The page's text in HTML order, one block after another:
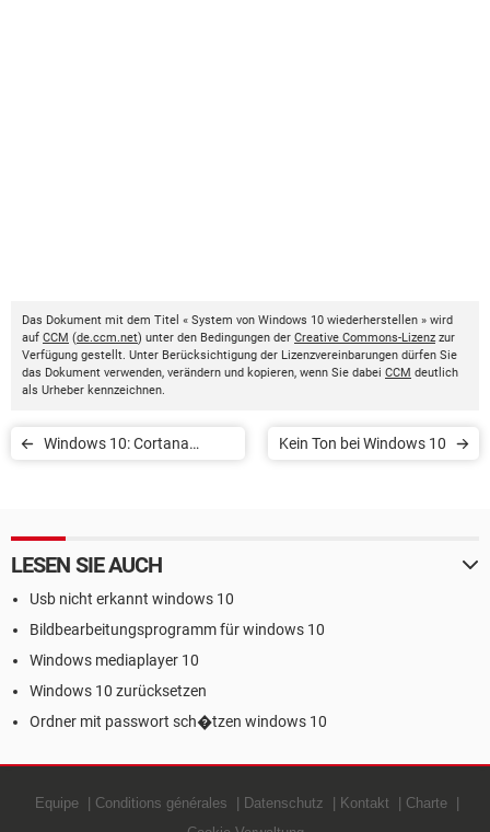
Das Dokument mit dem Titel « System von Windows 10 wiederherstellen » wird
auf CCM (de.ccm.net) unter den Bedingungen der Creative Commons-Lizenz zur
Verfügung gestellt. Unter Berücksichtigung der Lizenzvereinbarungen dürfen Sie
das Dokument verwenden, verändern und kopieren, wenn Sie dabei CCM deutlich
als Urheber kennzeichnen.
Windows 10: Cortana
Kein Ton bei Windows 10
LESEN SIE AUCH
Usb nicht erkannt windows 10
Bildbearbeitungsprogramm für windows 10
Windows mediaplayer 10
Windows 10 zurücksetzen
Ordner mit passwort sch�tzen windows 10
Equipe Conditions générales Datenschutz Kontakt
Charte